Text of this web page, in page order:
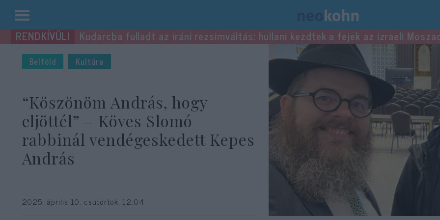
Kilépés
a
tartalomba
Kudarcba fulladt az iráni rezsimváltás: hullani kezdtek a fejek az izraeli
Belföld Kultúra
“Köszönöm András, hogy
eljöttél” – Köves Slomó
rabbinál vendégeskedett Kepes
András
2025. április 10. csütörtök, 12:04